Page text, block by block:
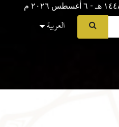
العربية